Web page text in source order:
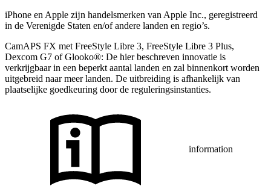
iPhone en Apple zĳn handelsmerken van Apple Inc., geregistreerd
in de Verenigde Staten en/of andere landen en regio’s.
CamAPS FX met FreeStyle Libre 3, FreeStyle Libre 3 Plus,
Dexcom G7 of Glooko®: De hier beschreven innovatie is
verkrijgbaar in een beperkt aantal landen en zal binnenkort worden
uitgebreid naar meer landen. De uitbreiding is afhankelijk van
plaatselijke goedkeuring door de reguleringsinstanties.
information